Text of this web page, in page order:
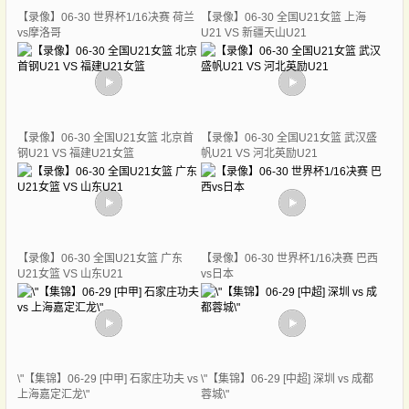
【录像】06-30 世界杯1/16决赛 荷兰
vs摩洛哥
【录像】06-30 全国U21女篮 上海
U21 VS 新疆天山U21
【录像】06-30 全国U21女篮 北京首
钢U21 VS 福建U21女篮
【录像】06-30 全国U21女篮 武汉盛
帆U21 VS 河北英励U21
【录像】06-30 全国U21女篮 广东
U21女篮 VS 山东U21
【录像】06-30 世界杯1/16决赛 巴西
vs日本
\"【集锦】06-29 [中甲] 石家庄功夫 vs
上海嘉定汇龙\"
\"【集锦】06-29 [中超] 深圳 vs 成都
蓉城\"